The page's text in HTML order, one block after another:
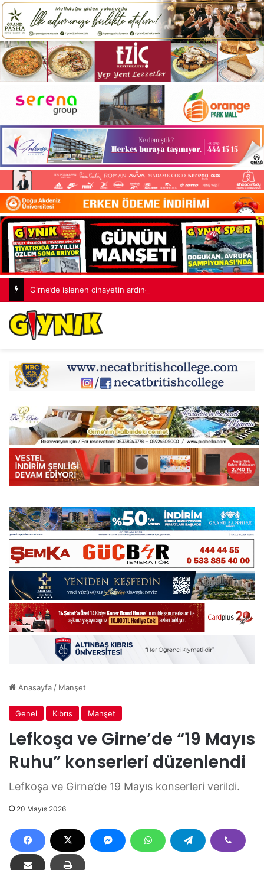
Girne’de işlenen cinayetin ardından 7 kişi tutuklandı
Anasayfa / Manşet
Genel Kıbrıs Manşet
Lefkoşa ve Girne’de “19 Mayıs
Ruhu” konserleri düzenlendi
Lefkoşa ve Girne’de 19 Mayıs konserleri verildi.
20 Mayıs 2026